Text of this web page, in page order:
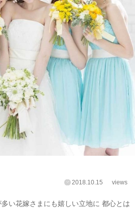
2018.10.15 views
い花嫁さまにも嬉しい立地に 都心とは